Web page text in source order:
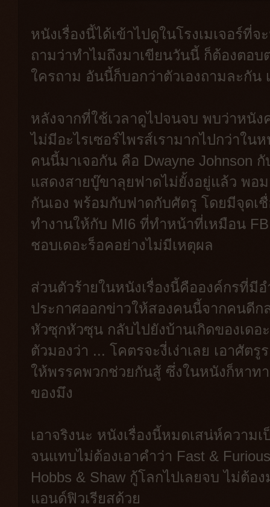
หนังเรื่องนี้ได้เข้าไปดูในโรงเมเจอร์ที่
ถามว่าทำไมถึงมาเขียนวันนี้ ก็ต้องตอบ
ใครถาม อันนี้ก็บอกว่าตัวเองถามละกัน
หลังจากที่ใช้เวลาดูไปจนจบ พบว่าหนั
ไม่มีอะไรเซอร์ไพรส์เรามากไปกว่าใน
คนนี้มาเจอกัน คือ Dwayne Johnson
แสดงสายบู๊ขาลุยฟาดไม่ยั้งอยู่แล้ว พอ
กันเอง พร้อมกับฟาดกับศัตรู โดยมีจุดเ
ทำงานให้กับ MI6 ที่ทำหน้าที่เหมือน
ชอบเดอะร็อคอย่างไม่มีเหตุผล
ส่วนตัวร้ายในหนังเรื่องนี้คือองค์กรที่มี
ประกาศออกข่าวให้สองคนนี้จากคนดี
หัวซุกหัวซุน กลับไปยังบ้านเกิดของเดอ
ตัวมองว่า ... โคตรจะงี่เง่าเลย เอาศัต
ให้พรรคพวกช่วยกันสู้ ซึ่งในหนังก็หาท
ของมึง
เอาจริงนะ หนังเรื่องนี้หมดเสน่ห์ความ
จนแทบไม่ต้องเอาคำว่า Fast &
Hobbs & Shaw กู้โลกไปเลยจบ ไม่ต้อ
แอนด์ฟิวเรียสด้วย